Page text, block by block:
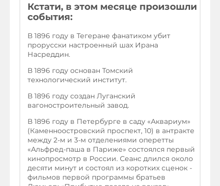
Кстати, в этом месяце произошли
события:
В 1896 году в Тегеране фанатиком убит
прорусски настроенный шах Ирана
Насреддин.
В 1896 году основан Томский
технологический институт.
В 1896 году создан Луганский
вагоностроительный завод.
В 1896 году в Петербурге в саду «Аквариум»
(Каменноостровский проспект, 10) в антракте
между 2-м и 3-м отделениями оперетты
«Альфред-паша в Париже» состоялся первый
кинопросмотр в России. Сеанс длился около
десяти минут и состоял из коротких сценок -
фильмов первой программы братьев